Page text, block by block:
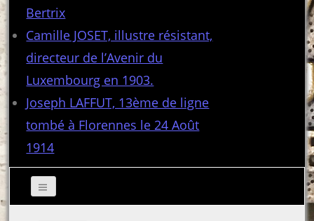
Bertrix
Camille JOSET, illustre résistant,
directeur de l’Avenir du
Luxembourg en 1903.
Joseph LAFFUT, 13ème de ligne
tombé à Florennes le 24 Août
1914